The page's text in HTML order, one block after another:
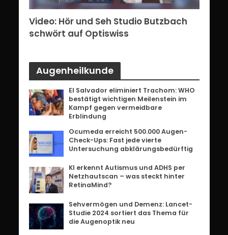
Video: Hör und Seh Studio Butzbach
schwört auf Optiswiss
Augenheilkunde
El Salvador eliminiert Trachom: WHO
bestätigt wichtigen Meilenstein im
Kampf gegen vermeidbare
Erblindung
Ocumeda erreicht 500.000 Augen-
Check-Ups: Fast jede vierte
Untersuchung abklärungsbedürftig
KI erkennt Autismus und ADHS per
Netzhautscan – was steckt hinter
RetinaMind?
Sehvermögen und Demenz: Lancet-
Studie 2024 sortiert das Thema für
die Augenoptik neu